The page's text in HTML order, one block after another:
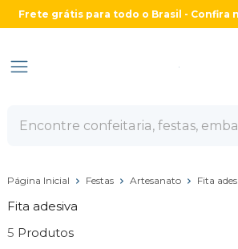
Frete grátis para todo o Brasil - Confira
Página Inicial Festas Artesanato Fita
Fita adesiva
5